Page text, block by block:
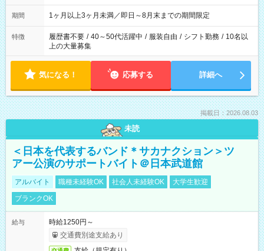
ます
期間 1ヶ月以上3ヶ月未満／即日～8月末までの期間限定
特徴 履歴書不要 / 40～50代活躍中 / 服装自由 / シフト勤務 / 10名以
上の大量募集
気になる！ 応募する 詳細へ
掲載日：2026.08.03
未読
＜日本を代表するバンド＊サカナクション＞ツ
アー公演のサポートバイト＠日本武道館
アルバイト 職種未経験OK 社会人未経験OK
大学生歓迎
ブランクOK
給与
時給1250円～
交通費別途支給あり